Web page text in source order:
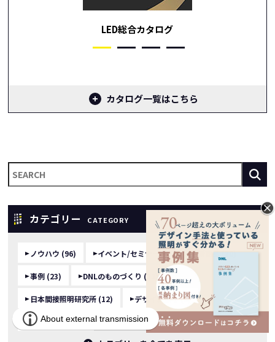
LED総合カタログ
カタログ一覧はこちら
カテゴリー CATEGORY
ノウハウ (96) イベント/セミナー (43) 新商品 (30)
事例 (23) DNLのものづくり (12)
日本間接照明研究所 (12) デザイン思考 (8)
ライブラリー (2)